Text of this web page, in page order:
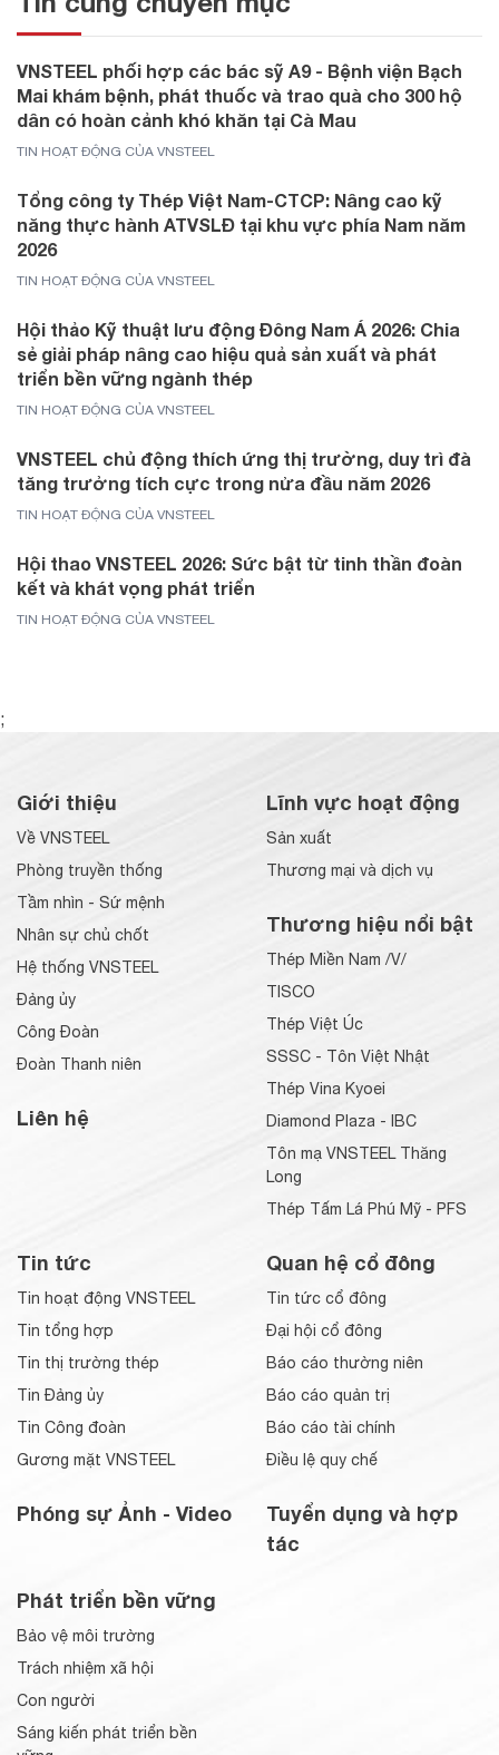
VNSTEEL phối hợp các bác sỹ A9 - Bệnh viện Bạch
Mai khám bệnh, phát thuốc và trao quà cho 300 hộ
dân có hoàn cảnh khó khăn tại Cà Mau
TIN HOẠT ĐỘNG CỦA VNSTEEL
Tổng công ty Thép Việt Nam-CTCP: Nâng cao kỹ
năng thực hành ATVSLĐ tại khu vực phía Nam năm
2026
TIN HOẠT ĐỘNG CỦA VNSTEEL
Hội thảo Kỹ thuật lưu động Đông Nam Á 2026: Chia
sẻ giải pháp nâng cao hiệu quả sản xuất và phát
triển bền vững ngành thép
TIN HOẠT ĐỘNG CỦA VNSTEEL
VNSTEEL chủ động thích ứng thị trường, duy trì đà
tăng trưởng tích cực trong nửa đầu năm 2026
TIN HOẠT ĐỘNG CỦA VNSTEEL
Hội thao VNSTEEL 2026: Sức bật từ tinh thần đoàn
kết và khát vọng phát triển
TIN HOẠT ĐỘNG CỦA VNSTEEL
;
Giới thiệu
Về VNSTEEL
Phòng truyền thống
Tầm nhìn - Sứ mệnh
Nhân sự chủ chốt
Hệ thống VNSTEEL
Đảng ủy
Công Đoàn
Đoàn Thanh niên
Liên hệ
Lĩnh vực hoạt động
Sản xuất
Thương mại và dịch vụ
Thương hiệu nổi bật
Thép Miền Nam /V/
TISCO
Thép Việt Úc
SSSC - Tôn Việt Nhật
Thép Vina Kyoei
Diamond Plaza - IBC
Tôn mạ VNSTEEL Thăng
Long
Thép Tấm Lá Phú Mỹ - PFS
Tin tức
Tin hoạt động VNSTEEL
Tin tổng hợp
Tin thị trường thép
Tin Đảng ủy
Tin Công đoàn
Gương mặt VNSTEEL
Phóng sự Ảnh - Video
Quan hệ cổ đông
Tin tức cổ đông
Đại hội cổ đông
Báo cáo thường niên
Báo cáo quản trị
Báo cáo tài chính
Điều lệ quy chế
Tuyển dụng và hợp
tác
Phát triển bền vững
Bảo vệ môi trường
Trách nhiệm xã hội
Con người
Sáng kiến phát triển bền